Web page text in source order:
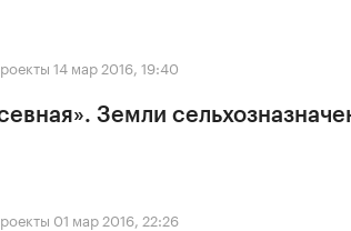
14 мар 2016, 19:40
Земли
01 мар 2016, 22:26